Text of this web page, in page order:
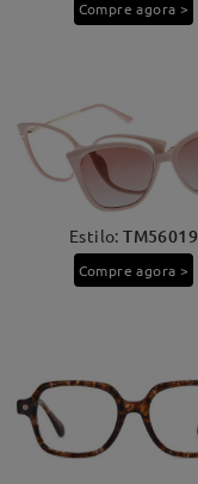
Compre agora >
Estilo:TM56019
Compre agora >